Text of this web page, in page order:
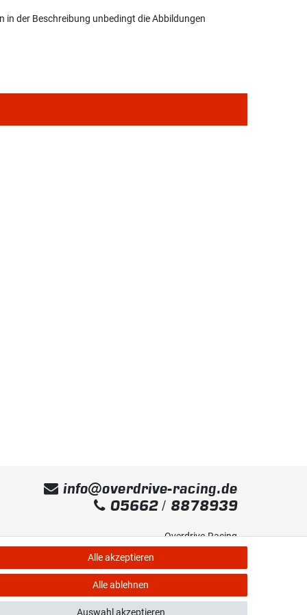
in der Beschreibung unbedingt die Abbildungen
info@overdrive-racing.de
05662 / 8878939
Overdrive-Racing
34587 Felsberg-Gensungen
Alle akzeptieren
Alle ablehnen
Auswahl akzeptieren